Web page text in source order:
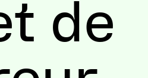
de